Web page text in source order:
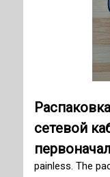
сетевой
painless. The